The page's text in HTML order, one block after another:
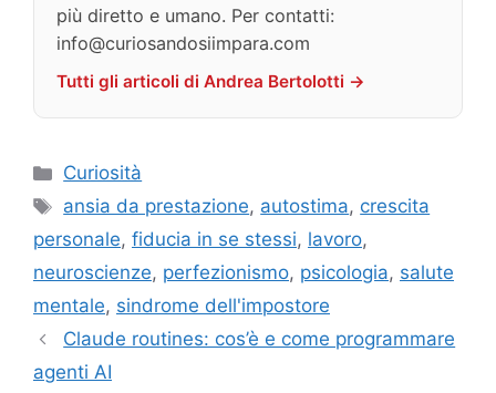
più diretto e umano. Per contatti:
info@curiosandosiimpara.com
Tutti gli articoli di Andrea Bertolotti →
Categorie
Curiosità
Tag
ansia da prestazione, autostima, crescita
personale, fiducia in se stessi, lavoro,
neuroscienze, perfezionismo, psicologia, salute
mentale, sindrome dell'impostore
Claude routines: cos’è e come programmare
agenti AI